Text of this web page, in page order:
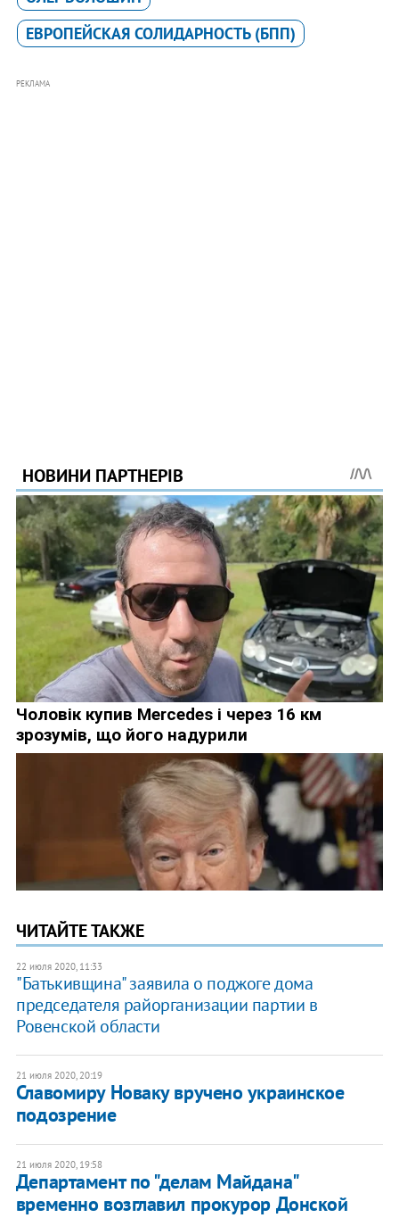
ЕВРОПЕЙСКАЯ СОЛИДАРНОСТЬ (БПП)
РЕКЛАМА
ЧИТАЙТЕ ТАКЖЕ
22 июля 2020, 11:33
"Батькивщина" заявила о поджоге дома
председателя райорганизации партии в
Ровенской области
21 июля 2020, 20:19
Славомиру Новаку вручено украинское
подозрение
21 июля 2020, 19:58
Департамент по "делам Майдана"
временно возглавил прокурор Донской